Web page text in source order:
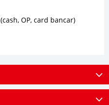
OP, card bancar)